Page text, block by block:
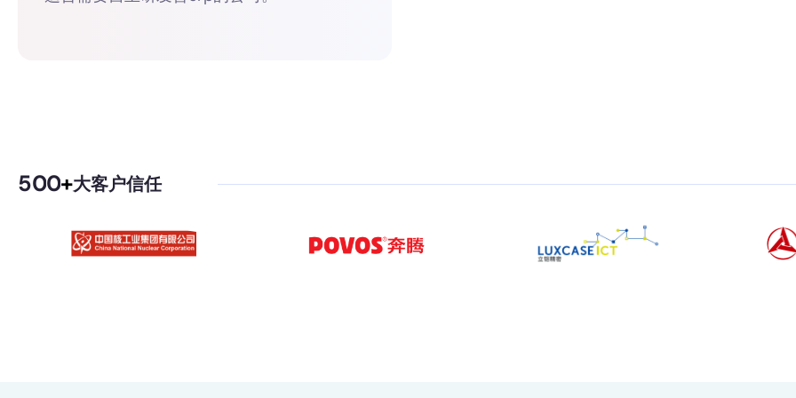
500+大客户信任